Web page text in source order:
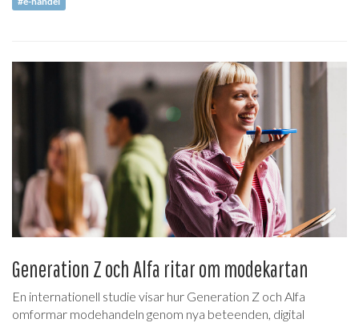
Generation Z och Alfa ritar om modekartan
En internationell studie visar hur Generation Z och Alfa
omformar modehandeln genom nya beteenden, digital